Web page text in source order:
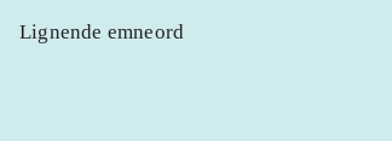
Lignende emneord